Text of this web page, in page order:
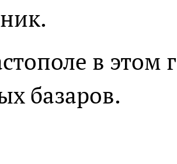
в этом
базаров.